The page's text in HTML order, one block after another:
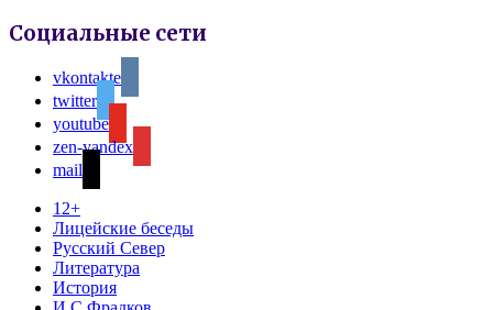
Социальные сети
vkontakte
twitter
youtube
zen-yandex
mail
12+
Лицейские беседы
Русский Север
Литература
История